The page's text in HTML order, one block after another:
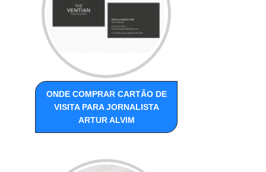
ONDE COMPRAR CARTÃO DE
VISITA PARA JORNALISTA
ARTUR ALVIM